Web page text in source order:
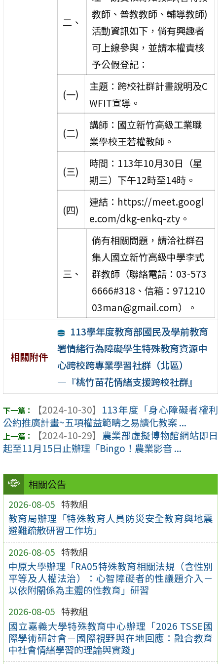
相關公告
2026-08-05 特教組
教育局辦理「特殊教育人員防災安全教育與地震
避難疏散研習工作坊」
2026-08-05 特教組
中原大學辦理「RA05特殊教育相關法規（含性別
平等及人權法治）：心智障礙者的性議題介入－
以依附關係為主體的性教育」研習
2026-08-05 特教組
國立嘉義大學特殊教育中心辦理「2026 TSSE國
際學術研討會－國際視野與在地回應：融合教育
中社會情緒學習的理論與實踐」
二、
教師、普教教師、輔導教師)
活動資訊如下，倘有興趣者
可上線參與，並請本權責核
予公假登記：
(一)
主題：跨校社群計畫說明及C
WFIT宣導。
(二)
講師：國立新竹高級工業職
業學校王若權教師。
(三)
時間：113年10月30日（星
期三）下午12時至14時。
(四)
連結：https://meet.googl
e.com/dkg-enkq-zty。
三、
倘有相關問題，請洽社群召
集人國立新竹高級中學李式
群教師（聯絡電話：03-573
6666#318、信箱：971210
03man@gmail.com）。
相關附件
113學年度教育部國民及學前教育
署情緒行為障礙學生特殊教育資源中
心跨校跨專業學習社群（北區）
―『桃竹苗花情緒支援跨校社群』
【2024-10-30】 113年度「身心障礙者權利
公約推廣計畫~五項權益範疇之易讀化教案 ...
【2024-10-29】 農業部虛擬博物館網站即日
起至11月15日止辦理「Bingo！農業影音 ...